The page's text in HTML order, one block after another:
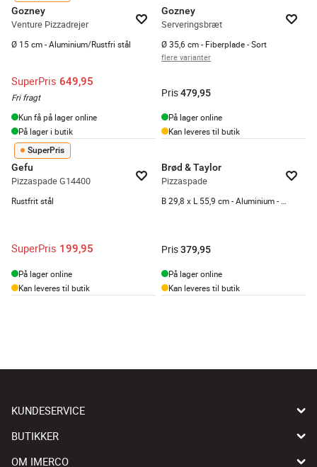
Gozney
Venture Pizzadrejer
Ø 15 cm - Aluminium/Rustfri stål
SuperPris 649,95
Fri fragt
Kun få på lager online
På lager i butik
Gozney
Serveringsbræt
Ø 35,6 cm - Fiberplade - Sort
flere varianter
Pris479,95
På lager online
Kan leveres til butik
SuperPris
Gefu
Pizzaspade G14400
Rustfrit stål
SuperPris 199,95
På lager online
Kan leveres til butik
Brød & Taylor
Pizzaspade
Pris379,95
På lager online
Kan leveres til butik
KUNDESERVICE
BUTIKKER
OM IMERCO